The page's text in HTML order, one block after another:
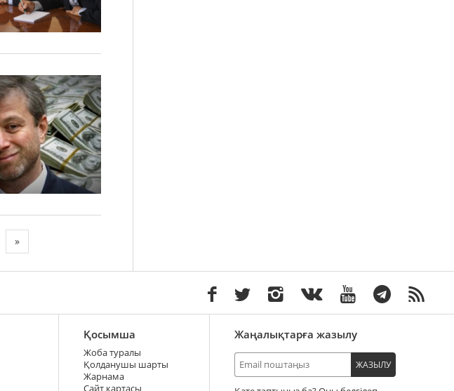
»
Қосымша
Жоба туралы
Қолданушы шарты
Жарнама
Сайт картасы
Жаңалықтарға жазылу
ЖАЗЫЛУ